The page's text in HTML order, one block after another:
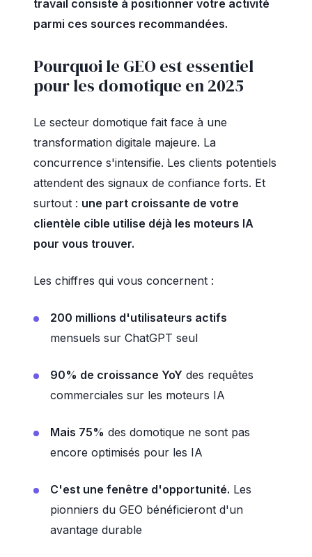
travail consiste à positionner votre activité
parmi ces sources recommandées.
Pourquoi le GEO est essentiel
pour les domotique en 2025
Le secteur domotique fait face à une
transformation digitale majeure. La
concurrence s'intensifie. Les clients potentiels
attendent des signaux de confiance forts. Et
surtout : une part croissante de votre
clientèle cible utilise déjà les moteurs IA
pour vous trouver.
Les chiffres qui vous concernent :
200 millions d'utilisateurs actifs
mensuels sur ChatGPT seul
90% de croissance YoY des requêtes
commerciales sur les moteurs IA
Mais 75% des domotique ne sont pas
encore optimisés pour les IA
C'est une fenêtre d'opportunité. Les
pionniers du GEO bénéficieront d'un
avantage durable